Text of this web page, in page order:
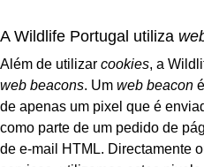
A Wildlife Portugal utiliza
Além de utilizar cookies, a
web beacons. Um web beacon
de apenas um pixel que é
como parte de um pedido de
de e-mail HTML. Directamente